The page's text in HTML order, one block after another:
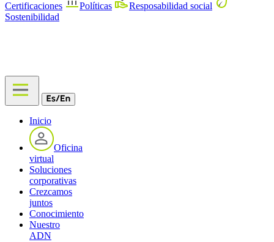
Certificaciones
Políticas
Resposabilidad social
Sostenibilidad
Inicio
Oficina
virtual
Soluciones
corporativas
Crezcamos
juntos
Conocimiento
Nuestro
ADN